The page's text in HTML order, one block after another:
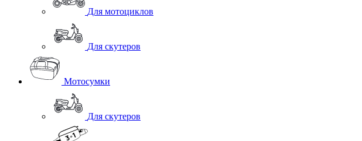
Для мотоциклов
Для скутеров
Мотосумки
Для скутеров